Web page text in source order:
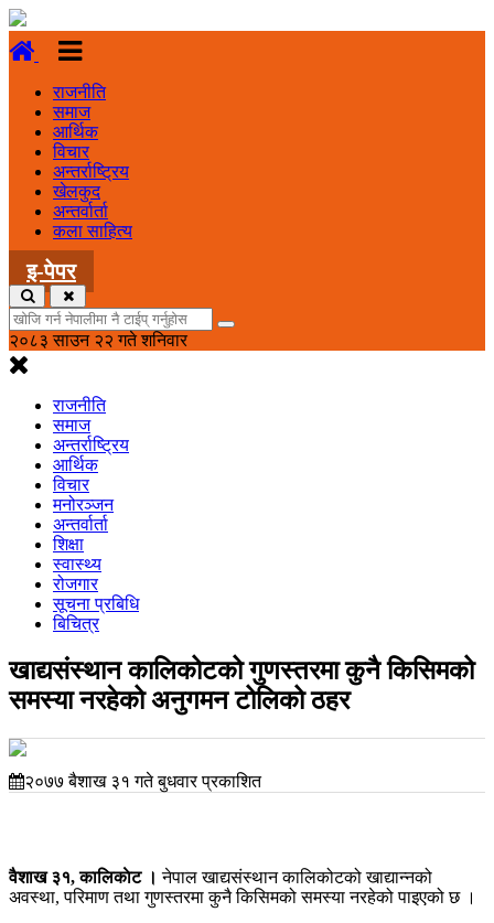
राजनीति
समाज
आर्थिक
विचार
अन्तर्राष्ट्रिय
खेलकुद
अन्तर्वार्ता
कला साहित्य
इ-पेपर
२०८३ साउन २२ गते शनिवार
राजनीति
समाज
अन्तर्राष्ट्रिय
आर्थिक
विचार
मनोरञ्जन
अन्तर्वार्ता
शिक्षा
स्वास्थ्य
रोजगार
सूचना प्रबिधि
बिचित्र
खाद्यसंस्थान कालिकोटको गुणस्तरमा कुनै किसिमको
समस्या नरहेको अनुगमन टोलिको ठहर
२०७७ बैशाख ३१ गते बुधवार प्रकाशित
वैशाख ३१, कालिकाेट । नेपाल खाद्यसंस्थान कालिकोटको खाद्यान्नको
अवस्था, परिमाण तथा गुणस्तरमा कुनै किसिमको समस्या नरहेको पाइएको छ ।